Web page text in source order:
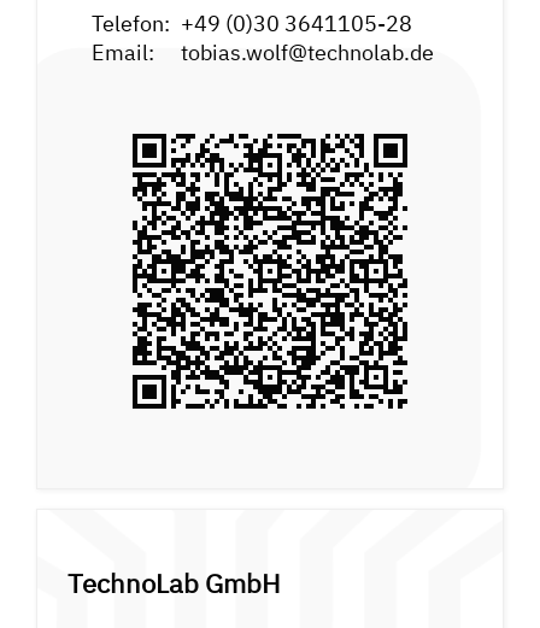
Telefon: +49 (0)30 3641105-28
Email:
tobias.wolf@technolab.de
TechnoLab GmbH